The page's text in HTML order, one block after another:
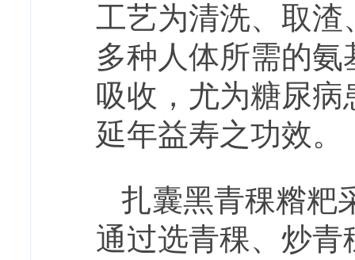
工艺为清洗、取
多种人体所需的
吸收，尤为糖尿
延年益寿之功效。
扎囊黑青稞糌粑
通过选青稞、炒